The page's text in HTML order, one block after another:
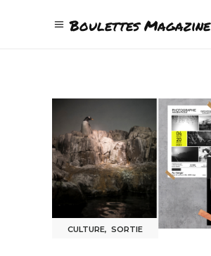
Boulettes Magazine
CULTURE,SORTIE